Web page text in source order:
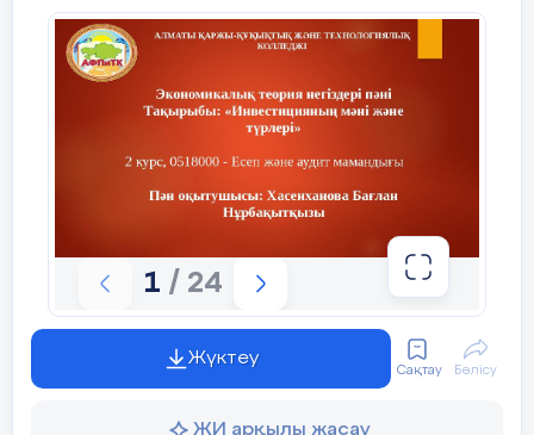
1 / 24
Жүктеу
Сақтау Бөлісу
ЖИ арқылы жасау